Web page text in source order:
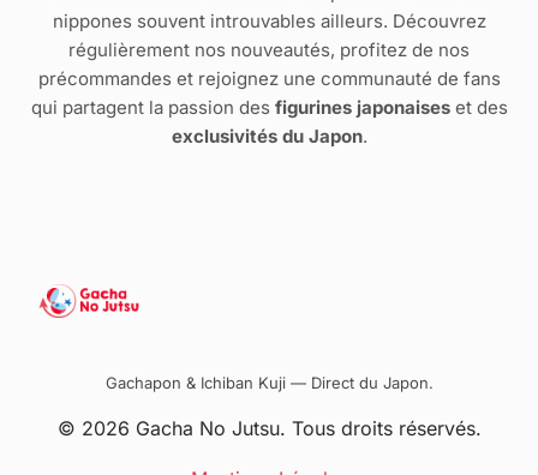
nippones souvent introuvables ailleurs. Découvrez
régulièrement nos nouveautés, profitez de nos
précommandes et rejoignez une communauté de fans
qui partagent la passion des figurines japonaiseset des
exclusivités du Japon.
Gachapon & Ichiban Kuji — Direct du Japon.
© 2026 Gacha No Jutsu. Tous droits réservés.